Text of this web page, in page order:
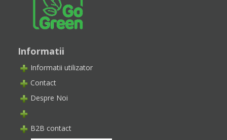
Informatii
Informatii utilizator
Contact
Despre Noi
B2B contact